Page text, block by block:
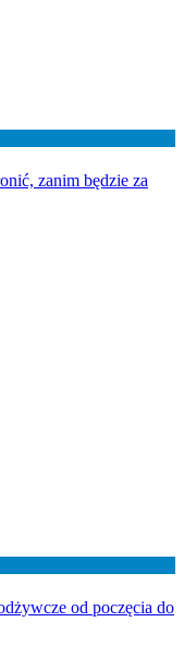
zanim będzie za
od poczęcia do